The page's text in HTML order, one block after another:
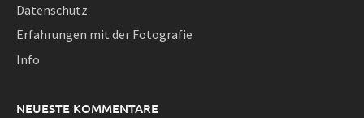
Datenschutz
Erfahrungen mit der Fotografie
Info
NEUESTE KOMMENTARE